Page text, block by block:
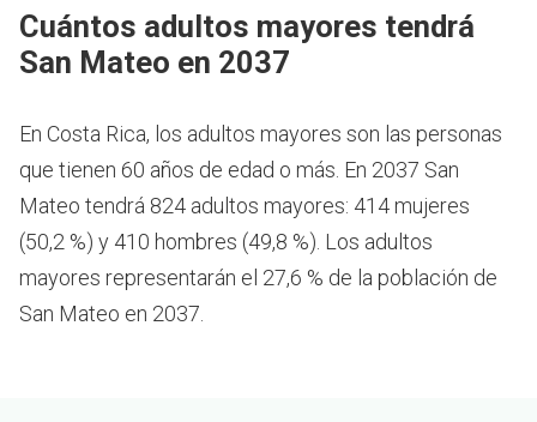
Cuántos adultos mayores tendrá
San Mateo en 2037
En Costa Rica, los adultos mayores son las personas
que tienen 60 años de edad o más. En 2037 San
Mateo tendrá 824 adultos mayores: 414 mujeres
(50,2 %) y 410 hombres (49,8 %). Los adultos
mayores representarán el 27,6 % de la población de
San Mateo en 2037.